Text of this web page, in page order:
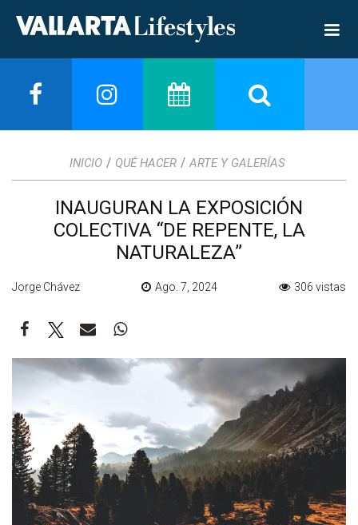
INICIO / QUÉ HACER / ARTE Y GALERÍAS
INAUGURAN LA EXPOSICIÓN
COLECTIVA “DE REPENTE, LA
NATURALEZA”
Jorge Chávez Ago. 7, 2024 306 vistas